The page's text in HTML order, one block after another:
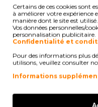
Brother P-Touch QL
Brother P-Touch QL
Certains de ces cookies sont
à améliorer votre expérience
manière dont le site est utilisé.
Vos données personnelles/
personnalisation publicitaire.
Confidentialité et
Pour des informations plus
utilisons, veuillez consulter
Informations